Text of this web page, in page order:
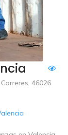
46026